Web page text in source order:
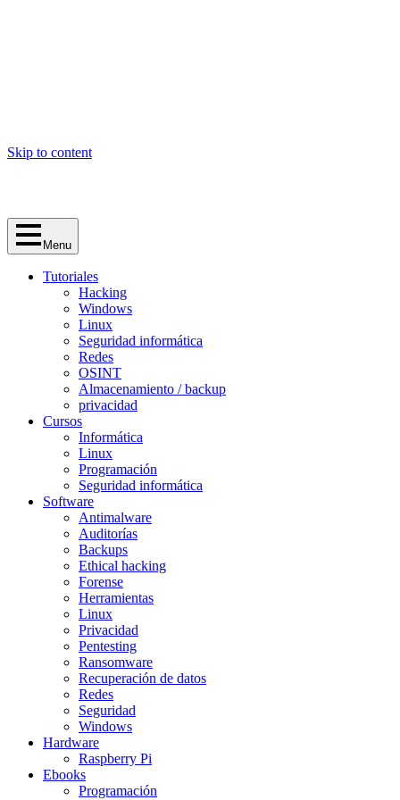
Skip to content
Menu
Tutoriales
Hacking
Windows
Linux
Seguridad informática
Redes
OSINT
Almacenamiento / backup
privacidad
Cursos
Informática
Linux
Programación
Seguridad informática
Software
Antimalware
Auditorías
Backups
Ethical hacking
Forense
Herramientas
Linux
Privacidad
Pentesting
Ransomware
Recuperación de datos
Redes
Seguridad
Windows
Hardware
Raspberry Pi
Ebooks
Programación